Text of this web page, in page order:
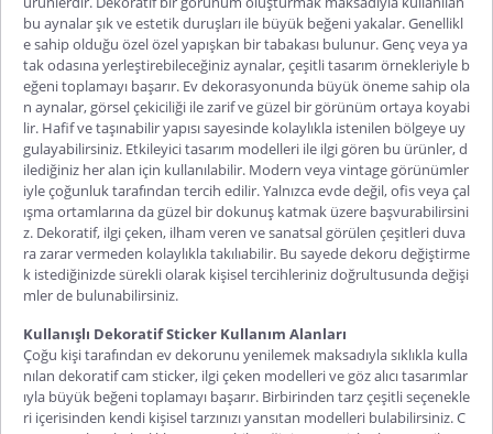
bu aynalar şık ve estetik duruşları ile büyük beğeni yakalar. Genellikl
e sahip olduğu özel özel yapışkan bir tabakası bulunur. Genç veya ya
tak odasına yerleştirebileceğiniz aynalar, çeşitli tasarım örnekleriyle b
eğeni toplamayı başarır. Ev dekorasyonunda büyük öneme sahip ola
n aynalar, görsel çekiciliği ile zarif ve güzel bir görünüm ortaya koyabi
lir. Hafif ve taşınabilir yapısı sayesinde kolaylıkla istenilen bölgeye uy
gulayabilirsiniz. Etkileyici tasarım modelleri ile ilgi gören bu ürünler, d
ilediğiniz her alan için kullanılabilir. Modern veya vintage görünümler
iyle çoğunluk tarafından tercih edilir. Yalnızca evde değil, ofis veya çal
ışma ortamlarına da güzel bir dokunuş katmak üzere başvurabilirsini
z. Dekoratif, ilgi çeken, ilham veren ve sanatsal görülen çeşitleri duva
ra zarar vermeden kolaylıkla takılıabilir. Bu sayede dekoru değiştirme
k istediğinizde sürekli olarak kişisel tercihleriniz doğrultusunda değişi
mler de bulunabilirsiniz.
Kullanışlı Dekoratif Sticker Kullanım Alanları
Çoğu kişi tarafından ev dekorunu yenilemek maksadıyla sıklıkla kulla
nılan dekoratif cam sticker, ilgi çeken modelleri ve göz alıcı tasarımlar
ıyla büyük beğeni toplamayı başarır. Birbirinden tarz çeşitli seçenekle
ri içerisinden kendi kişisel tarzınızı yansıtan modelleri bulabilirsiniz. C